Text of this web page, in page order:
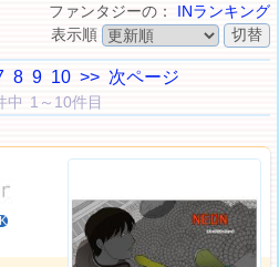
ファンタジーの： INランキング
表示順
8 9 10 >> 次ページ
中 1～10件目